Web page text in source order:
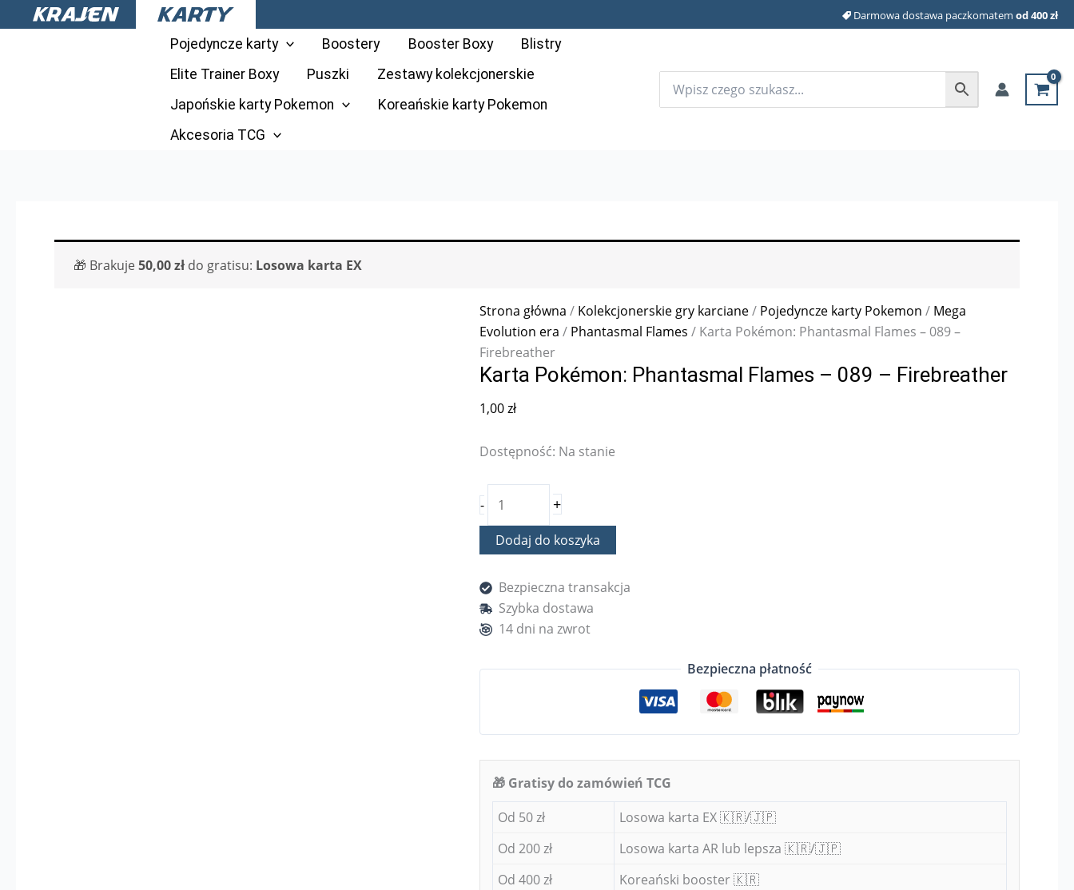
Przejdź
do
Darmowa dostawa paczkomatem od 400 zł
Pojedyncze karty Boostery Booster Boxy
Blistry
Elite Trainer Boxy
Puszki
Zestawy kolekcjonerskie
Japońskie karty Pokemon
Koreańskie karty Pokemon
Akcesoria TCG
🎁 Brakuje 50,00zł do gratisu: Losowa karta EX
Strona główna / Kolekcjonerskie gry karciane/ Pojedyncze karty Pokemon / Mega
Evolution era / Phantasmal Flames / Karta Pokémon: Phantasmal Flames – 089 –
Firebreather
Karta Pokémon: Phantasmal Flames – 089 – Firebreather
1,00zł
Dostępność: Na stanie
-
Karta
Pokémon:
Phantasmal
-
+
Dodaj do koszyka
Bezpieczna transakcja
Szybka dostawa
14 dni na zwrot
Bezpieczna płatność
🎁 Gratisy do zamówień TCG
Od 50 zł
Losowa karta EX 🇰🇷/🇯🇵
Od 200 zł
Losowa karta AR lub lepsza 🇰🇷/🇯🇵
Od 400 zł
Koreański booster 🇰🇷